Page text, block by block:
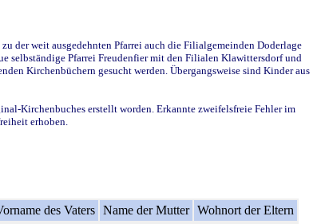
der weit ausgedehnten Pfarrei auch die Filialgemeinden Doderlage
selbständige Pfarrei Freudenfier mit den Filialen Klawittersdorf und
Kirchenbüchern gesucht werden. Übergangsweise sind Kinder aus
Kirchenbuches erstellt worden. Erkannte zweifelsfreie Fehler im
erhoben.
des Vaters Name der Mutter Wohnort der Eltern